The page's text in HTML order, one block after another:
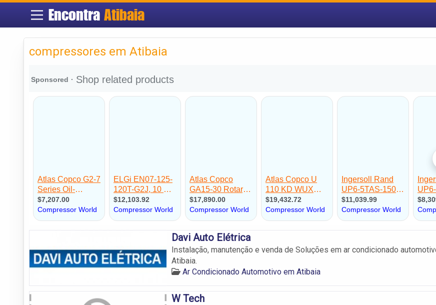
EncontraAtibaia
compressores em Atibaia
Davi Auto Elétrica
Instalação, manutenção e venda de Soluções em ar condicionado
Atibaia.
Ar Condicionado Automotivo em Atibaia
W Tech